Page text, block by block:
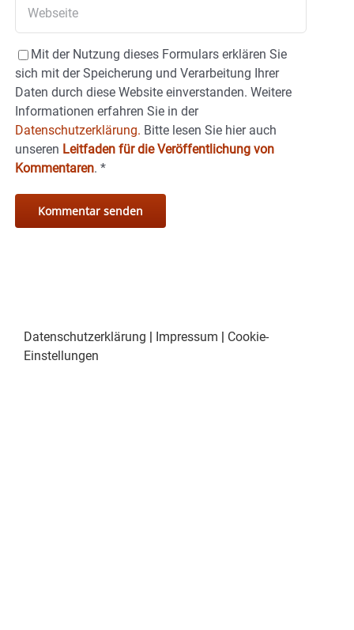
Mit der Nutzung dieses Formulars erklären Sie
sich mit der Speicherung und Verarbeitung Ihrer
Daten durch diese Website einverstanden. Weitere
Informationen erfahren Sie in der
Datenschutzerklärung. Bitte lesen Sie hier auch
unseren Leitfaden für die Veröffentlichung von
Kommentaren. *
Datenschutzerklärung | Impressum | Cookie-
Einstellungen